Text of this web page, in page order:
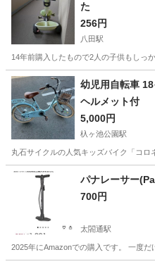
た
256円
八田駅
14年前購入したもので2人の子供もしっ
愛知 名古屋市 八田駅 三輪
幼児用自転車
ヘルメット付
5,000円
杁ヶ池公園駅
丸石サイクルの人気キッズバイク「コ
愛知 日進市 杁ヶ池公園駅
パナレーサー
700円
太閤通駅
2025年にAmazonでの購入です。 一度